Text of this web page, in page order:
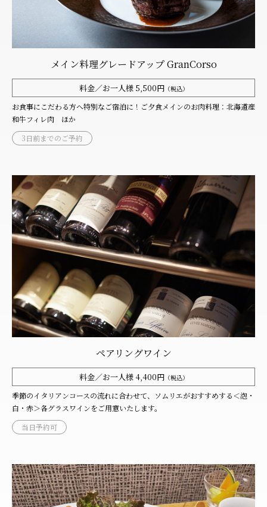
メイン料理グレードアップGranCorso
料金／お一人様 5,500円 （税込）
お食事にこだわる方へ特別なご宿泊に！ご夕食メインのお肉料理：北海道産
和牛フィレ肉 ほか
3日前までのご予約
ペアリングワイン
料金／お一人様 4,400円 （税込）
季節のイタリアンコースの流れに合わせて、ソムリエがおすすめする＜泡・
白・赤＞各グラスワインをご用意いたします。
当日予約可